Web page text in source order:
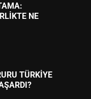
NE
TÜRKİYE